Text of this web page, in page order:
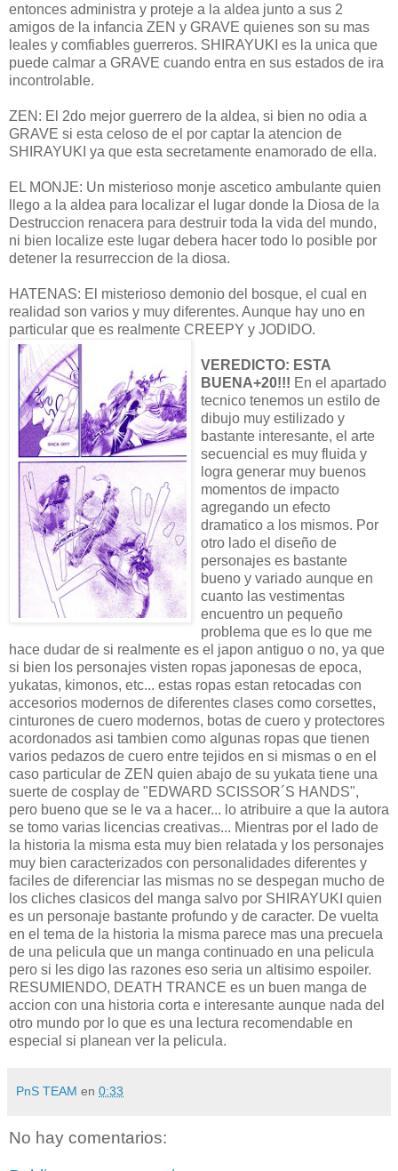
entonces administra y proteje a la aldea junto a sus 2
amigos de la infancia ZEN y GRAVE quienes son su mas
leales y comfiables guerreros. SHIRAYUKI es la unica que
puede calmar a GRAVE cuando entra en sus estados de ira
incontrolable.
ZEN: El 2do mejor guerrero de la aldea, si bien no odia a
GRAVE si esta celoso de el por captar la atencion de
SHIRAYUKI ya que esta secretamente enamorado de ella.
EL MONJE: Un misterioso monje ascetico ambulante quien
llego a la aldea para localizar el lugar donde la Diosa de la
Destruccion renacera para destruir toda la vida del mundo,
ni bien localize este lugar debera hacer todo lo posible por
detener la resurreccion de la diosa.
HATENAS: El misterioso demonio del bosque, el cual en
realidad son varios y muy diferentes. Aunque hay uno en
particular que es realmente CREEPY y JODIDO.
VEREDICTO: ESTA
BUENA+20!!! En el apartado
tecnico tenemos un estilo de
dibujo muy estilizado y
bastante interesante, el arte
secuencial es muy fluida y
logra generar muy buenos
momentos de impacto
agregando un efecto
dramatico a los mismos. Por
otro lado el diseño de
personajes es bastante
bueno y variado aunque en
cuanto las vestimentas
encuentro un pequeño
problema que es lo que me
hace dudar de si realmente es el japon antiguo o no, ya que
si bien los personajes visten ropas japonesas de epoca,
yukatas, kimonos, etc... estas ropas estan retocadas con
accesorios modernos de diferentes clases como corsettes,
cinturones de cuero modernos, botas de cuero y protectores
acordonados asi tambien como algunas ropas que tienen
varios pedazos de cuero entre tejidos en si mismas o en el
caso particular de ZEN quien abajo de su yukata tiene una
suerte de cosplay de "EDWARD SCISSOR´S HANDS",
pero bueno que se le va a hacer... lo atribuire a que la autora
se tomo varias licencias creativas... Mientras por el lado de
la historia la misma esta muy bien relatada y los personajes
muy bien caracterizados con personalidades diferentes y
faciles de diferenciar las mismas no se despegan mucho de
los cliches clasicos del manga salvo por SHIRAYUKI quien
es un personaje bastante profundo y de caracter. De vuelta
en el tema de la historia la misma parece mas una precuela
de una pelicula que un manga continuado en una pelicula
pero si les digo las razones eso seria un altisimo espoiler.
RESUMIENDO, DEATH TRANCE es un buen manga de
accion con una historia corta e interesante aunque nada del
otro mundo por lo que es una lectura recomendable en
especial si planean ver la pelicula.
PnS TEAM en 0:33
No hay comentarios: